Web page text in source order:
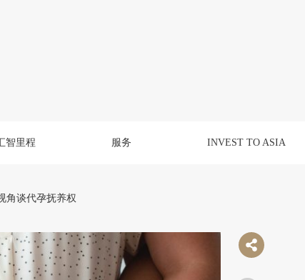
智里程 服务 INVEST TO ASIA
角谈代孕抚养权